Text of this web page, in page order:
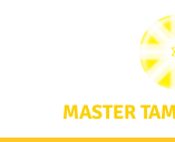
MASTER